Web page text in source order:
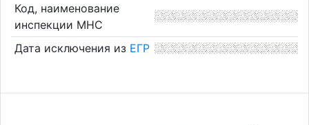
Код, наименование
инспекции МНС
Дата исключения из ЕГР